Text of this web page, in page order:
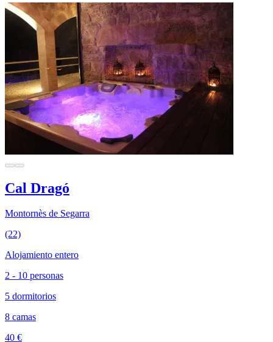
Cal Dragó
Montornès de Segarra
(22)
Alojamiento entero
2 - 10 personas
5 dormitorios
8 camas
40 €